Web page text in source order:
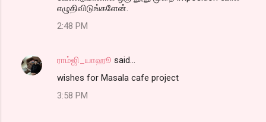
எழுதிவிடுங்களேன்.
2:48 PM
ராம்ஜி_யாஹூ said…
wishes for Masala cafe project
3:58 PM